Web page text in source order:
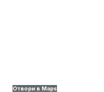
Отвори в Maps